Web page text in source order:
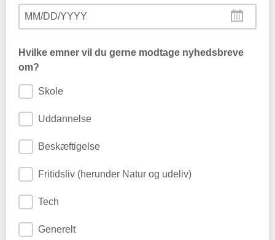
MM/DD/YYYY
Hvilke emner vil du gerne modtage nyhedsbreve
om?
Skole
Uddannelse
Beskæftigelse
Fritidsliv (herunder Natur og udeliv)
Tech
Generelt